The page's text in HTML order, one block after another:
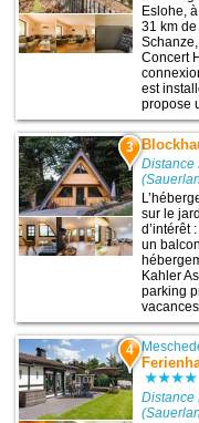
Eslohe,
31 km
Concert
est
propose
3
Distance
sur le
d’intérêt
un
Kahler
parking
4
Distance